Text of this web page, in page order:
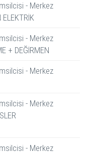
- Merkez
- Merkez
+ DEĞİRMEN
- Merkez
- Merkez
- Merkez